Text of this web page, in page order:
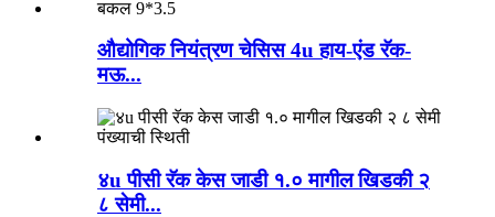
औद्योगिक नियंत्रण चेसिस 4u हाय-एंड रॅक-
मऊ...
४u पीसी रॅक केस जाडी १.० मागील खिडकी २
८ सेमी...